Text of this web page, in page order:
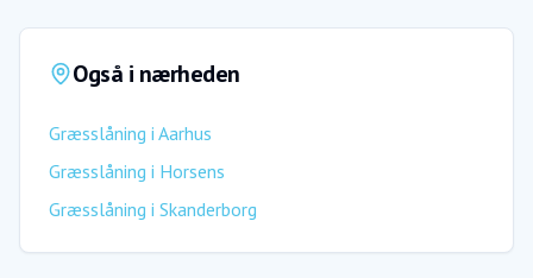
Også i nærheden
Græsslåning i Aarhus
Græsslåning i Horsens
Græsslåning i Skanderborg